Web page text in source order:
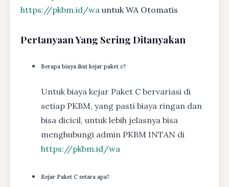
https://pkbm.id/wa untuk WA Otomatis
Pertanyaan Yang Sering Ditanyakan
Berapa biaya ikut kejar paket c?
Untuk biaya kejar Paket C bervariasi di
setiap PKBM, yang pasti biaya ringan dan
bisa dicicil, untuk lebih jelasnya bisa
menghubungi admin PKBM INTAN di
https://pkbm.id/wa
Kejar Paket C setara apa?